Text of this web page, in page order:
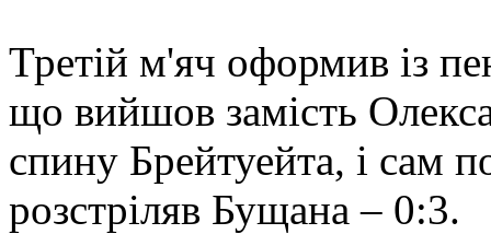
Третій м'яч оформив із
що вийшов замість
спину Брейтуейта, і сам
розстріляв Бущана – 0:3.